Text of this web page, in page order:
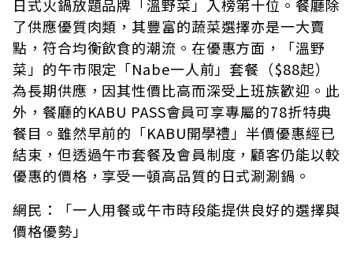
日式火鍋放題品牌「溫野菜」入榜第十位。餐廳除
了供應優質肉類，其豐富的蔬菜選擇亦是一大賣
點，符合均衡飲食的潮流。在優惠方面，「溫野
菜」的午市限定「Nabe一人前」套餐（$88起）
為長期供應，因其性價比高而深受上班族歡迎。此
外，餐廳的KABU PASS會員可享專屬的78折特典
餐目。雖然早前的「KABU開學禮」半價優惠經已
結束，但透過午市套餐及會員制度，顧客仍能以較
優惠的價格，享受一頓高品質的日式涮涮鍋。
網民：「一人用餐或午市時段能提供良好的選擇與
價格優勢」